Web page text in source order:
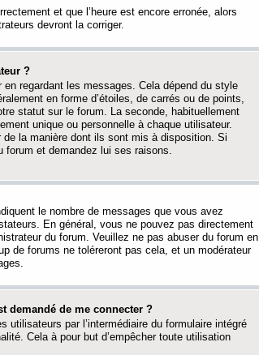
et que l’heure est encore erronée, alors
devront la corriger.
?
en regardant les messages. Cela dépend du style
en forme d’étoiles, de carrés ou de points,
statut sur le forum. La seconde, habituellement
unique ou personnelle à chaque utilisateur.
de la manière dont ils sont mis à disposition. Si
forum et demandez lui ses raisons.
le nombre de messages que vous avez
En général, vous ne pouvez pas directement
du forum. Veuillez ne pas abuser du forum en
de forums ne toléreront pas cela, et un modérateur
demandé de me connecter ?
par l’intermédiaire du formulaire intégré
Cela à pour but d’empêcher toute utilisation